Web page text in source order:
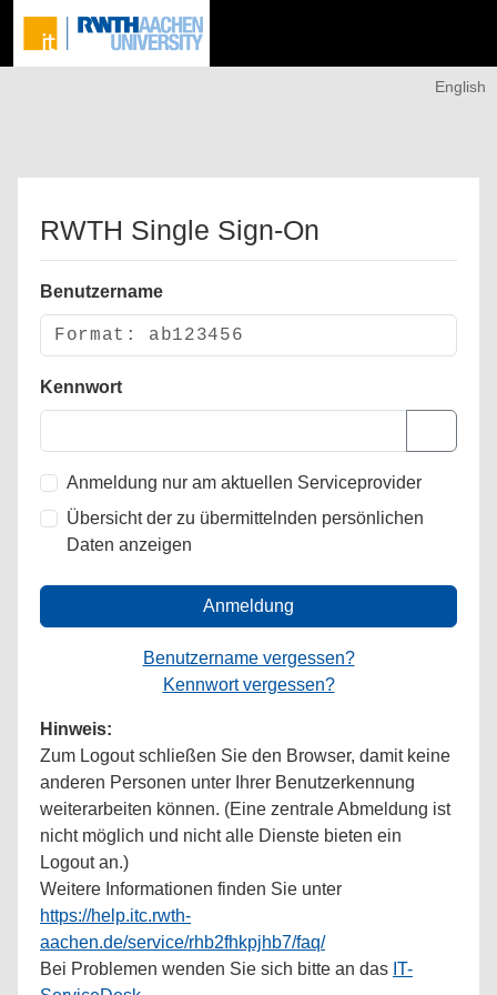
English
RWTH Single Sign-On
Benutzername
Kennwort
Anmeldung nur am aktuellen Serviceprovider
Übersicht der zu übermittelnden persönlichen
Daten anzeigen
Anmeldung
Benutzername vergessen?
Kennwort vergessen?
Hinweis:
Zum Logout schließen Sie den Browser, damit keine
anderen Personen unter Ihrer Benutzerkennung
weiterarbeiten können. (Eine zentrale Abmeldung ist
nicht möglich und nicht alle Dienste bieten ein
Logout an.)
Weitere Informationen finden Sie unter
https://help.itc.rwth-
aachen.de/service/rhb2fhkpjhb7/faq/
Bei Problemen wenden Sie sich bitte an das IT-